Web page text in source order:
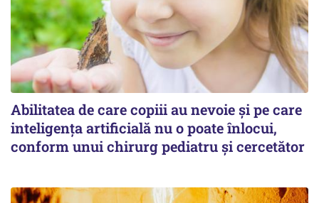
Abilitatea de care copiii au nevoie și pe care
inteligența artificială nu o poate înlocui,
conform unui chirurg pediatru și cercetător